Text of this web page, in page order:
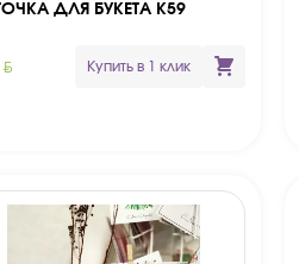
ДЛЯ БУКЕТА К59
BYN Купить в 1 клик